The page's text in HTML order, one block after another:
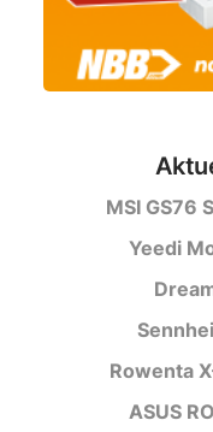
MSI GS76
Yeedi
Rowenta
ASUS